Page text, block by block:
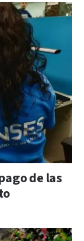
de las